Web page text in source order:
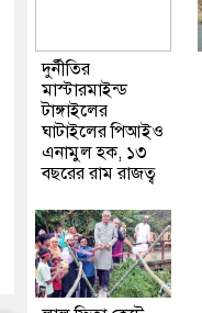
দুর্নীতির
মাস্টারমাইন্ড
টাঙ্গাইলের
ঘাটাইলের পিআইও
এনামুল হক, ১৩
বছরের রাম রাজত্ব